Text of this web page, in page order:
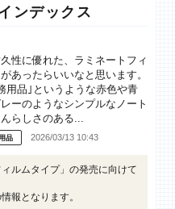
ンデックス
性に優れた、ラミネートフィ
あったらいいなと思います。
用品｣というような赤色や青
ーのようなシンプルなノート
らしさのある...
品 2026/03/13 10:43
ルムタイプ」の発売に向けて
報となります。